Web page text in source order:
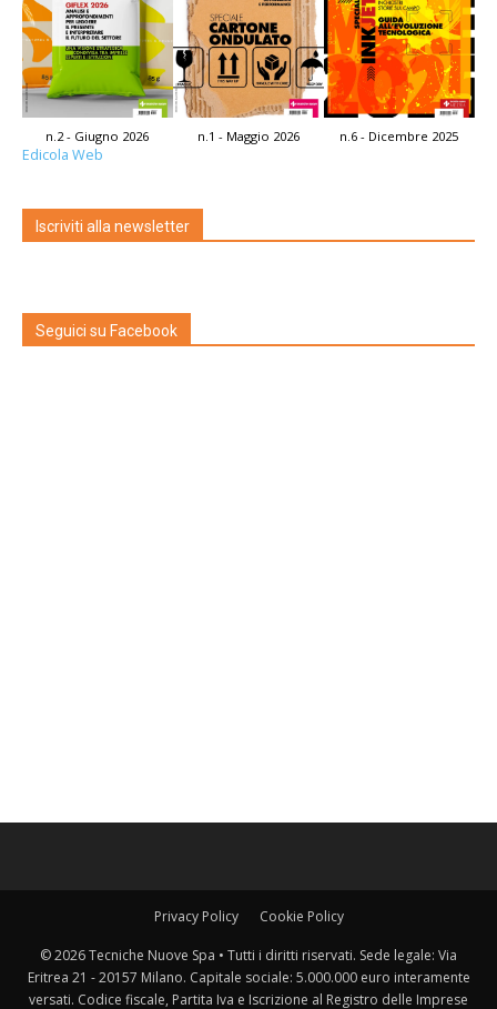
n.2 - Giugno 2026 n.1 - Maggio 2026 n.6 - Dicembre 2025
Edicola Web
Iscriviti alla newsletter
Seguici su Facebook
Privacy Policy Cookie Policy
© 2026 Tecniche Nuove Spa • Tutti i diritti riservati. Sede legale: Via
Eritrea 21 - 20157 Milano. Capitale sociale: 5.000.000 euro interamente
versati. Codice fiscale, Partita Iva e Iscrizione al Registro delle Imprese